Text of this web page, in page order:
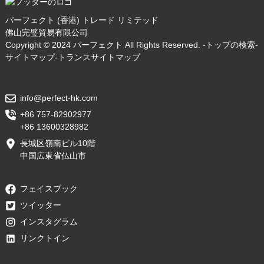
パーフェクト (香港) トレード リミテッド
佛山完璧貿易有限公司
Copyright © 2024 パーフェクト All Rights Reserved. - トップの検索-
サイトマップ- トランスサイトマップ
info@perfect-hk.com
+86 757-82902977
+86 13600328982
長城区嶺南ビル10階
中国広東省仏山市
フェイスブック
ツイッター
インスタグラム
リンクトイン